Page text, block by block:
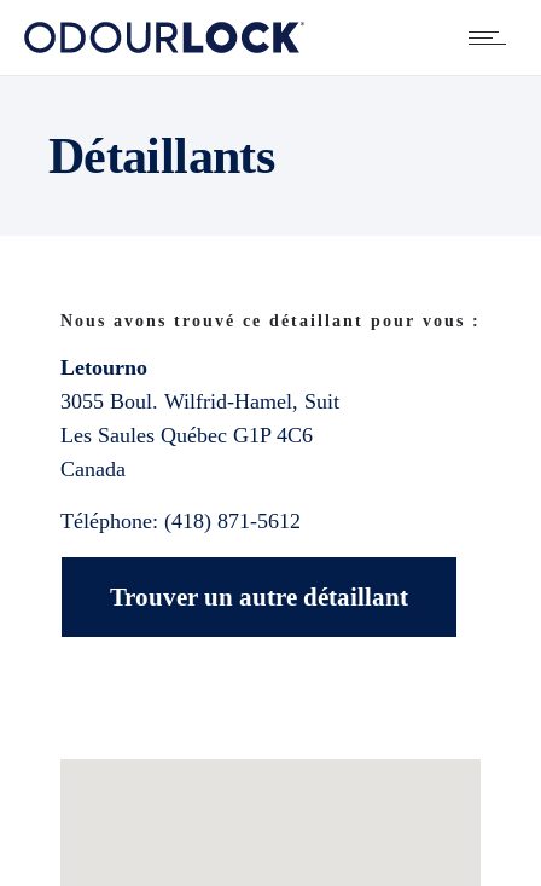
Détaillants
Nous avons trouvé ce détaillant pour vous :
Letourno
3055 Boul. Wilfrid-Hamel, Suit
Les Saules Québec G1P 4C6
Canada
Téléphone: (418) 871-5612
Trouver un autre détaillant